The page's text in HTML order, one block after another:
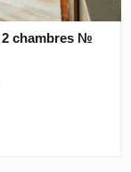
2 chambres №